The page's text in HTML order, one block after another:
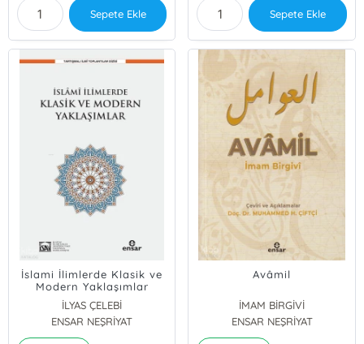
Sepete Ekle Sepete Ekle
İslami İlimlerde Klasik ve
Modern Yaklaşımlar
İLYAS ÇELEBİ
ENSAR NEŞRİYAT
Avâmil
İMAM BİRGİVİ
ENSAR NEŞRİYAT